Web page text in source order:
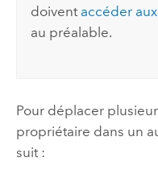
doivent accéder
au préalable.
Pour déplacer
propriétaire dans un
suit :